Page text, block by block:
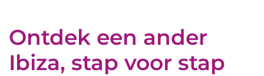
Ontdek een ander
Ibiza, stap voor stap